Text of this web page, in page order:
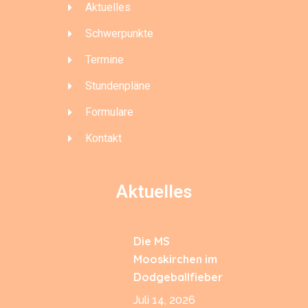
Aktuelles
Schwerpunkte
Termine
Stundenpläne
Formulare
Kontakt
Aktuelles
Die MS
Mooskirchen im
Dodgeballfieber
Juli 14, 2026